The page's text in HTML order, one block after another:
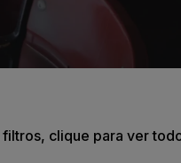
clique para ver